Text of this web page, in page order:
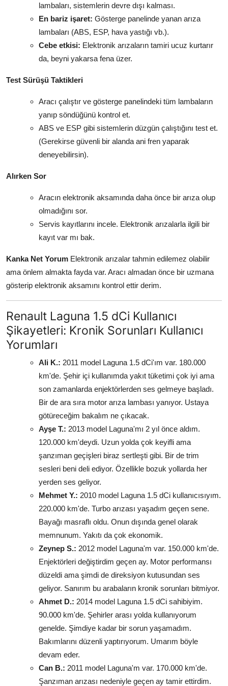
lambaları, sistemlerin devre dışı kalması.
En bariz işaret: Gösterge panelinde yanan arıza
lambaları (ABS, ESP, hava yastığı vb.).
Cebe etkisi: Elektronik arızaların tamiri ucuz kurtarır
da, beyni yakarsa fena üzer.
Test Sürüşü Taktikleri
Aracı çalıştır ve gösterge panelindeki tüm lambaların
yanıp söndüğünü kontrol et.
ABS ve ESP gibi sistemlerin düzgün çalıştığını test et.
(Gerekirse güvenli bir alanda ani fren yaparak
deneyebilirsin).
Alırken Sor
Aracın elektronik aksamında daha önce bir arıza olup
olmadığını sor.
Servis kayıtlarını incele. Elektronik arızalarla ilgili bir
kayıt var mı bak.
Kanka Net Yorum Elektronik arızalar tahmin edilemez olabilir
ama önlem almakta fayda var. Aracı almadan önce bir uzmana
gösterip elektronik aksamını kontrol ettir derim.
Renault Laguna 1.5 dCi Kullanıcı
Şikayetleri: Kronik Sorunları Kullanıcı
Yorumları
Ali K.: 2011 model Laguna 1.5 dCi'ım var. 180.000
km'de. Şehir içi kullanımda yakıt tüketimi çok iyi ama
son zamanlarda enjektörlerden ses gelmeye başladı.
Bir de ara sıra motor arıza lambası yanıyor. Ustaya
götüreceğim bakalım ne çıkacak.
Ayşe T.: 2013 model Laguna'mı 2 yıl önce aldım.
120.000 km'deydi. Uzun yolda çok keyifli ama
şanzıman geçişleri biraz sertleşti gibi. Bir de trim
sesleri beni deli ediyor. Özellikle bozuk yollarda her
yerden ses geliyor.
Mehmet Y.: 2010 model Laguna 1.5 dCi kullanıcısıyım.
220.000 km'de. Turbo arızası yaşadım geçen sene.
Bayağı masraflı oldu. Onun dışında genel olarak
memnunum. Yakıtı da çok ekonomik.
Zeynep S.: 2012 model Laguna'm var. 150.000 km'de.
Enjektörleri değiştirdim geçen ay. Motor performansı
düzeldi ama şimdi de direksiyon kutusundan ses
geliyor. Sanırım bu arabaların kronik sorunları bitmiyor.
Ahmet D.: 2014 model Laguna 1.5 dCi sahibiyim.
90.000 km'de. Şehirler arası yolda kullanıyorum
genelde. Şimdiye kadar bir sorun yaşamadım.
Bakımlarını düzenli yaptırıyorum. Umarım böyle
devam eder.
Can B.: 2011 model Laguna'm var. 170.000 km'de.
Şanzıman arızası nedeniyle geçen ay tamir ettirdim.